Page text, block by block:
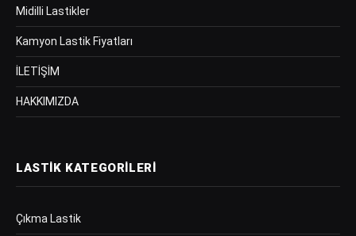
Midilli Lastikler
Kamyon Lastik Fiyatları
İLETİŞİM
HAKKIMIZDA
LASTIK KATEGORILERI
Çıkma Lastik